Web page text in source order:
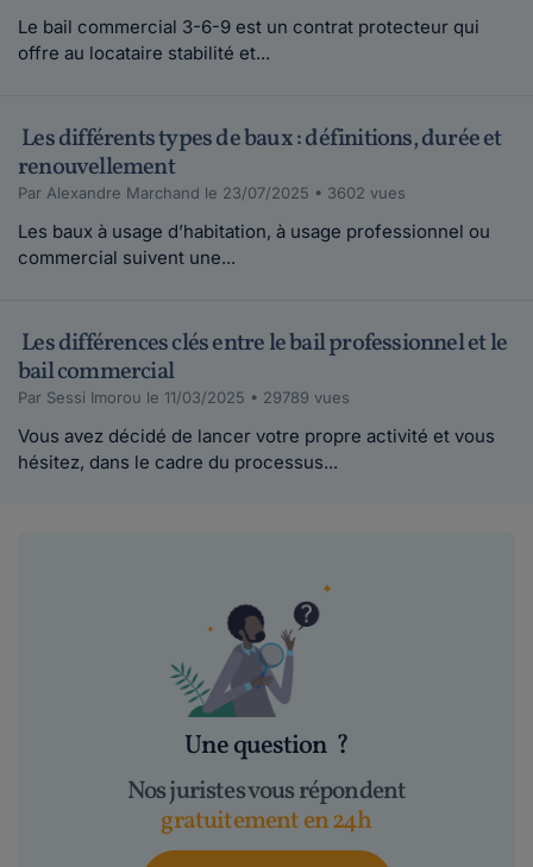
Le bail commercial 3-6-9 est un contrat protecteur qui
offre au locataire stabilité et...
Les différents types de baux : définitions, durée et
renouvellement
Par Alexandre Marchand le 23/07/2025 • 3602 vues
Les baux à usage d’habitation, à usage professionnel ou
commercial suivent une...
Les différences clés entre le bail professionnel et le
bail commercial
Par Sessi Imorou le 11/03/2025 • 29789 vues
Vous avez décidé de lancer votre propre activité et vous
hésitez, dans le cadre du processus...
Une question ?
Nos juristes vous répondent
gratuitement en 24h